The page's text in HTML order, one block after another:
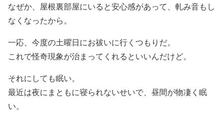
なぜか、屋根裏部屋にいると安心感があって、軋み音もし
なくなったから。
一応、今度の土曜日にお祓いに行くつもりだ。
これで怪奇現象が治まってくれるといいんだけど。
それにしても眠い。
最近は夜にまともに寝られないせいで、昼間が物凄く眠
い。